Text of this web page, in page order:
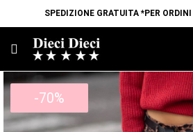
SPEDIZIONE GRATUITA *PER
-70%